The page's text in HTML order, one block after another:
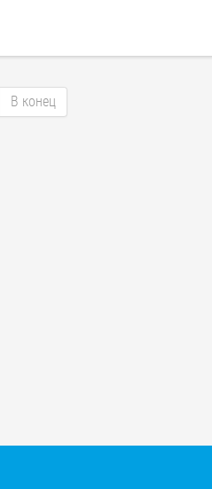
В конец